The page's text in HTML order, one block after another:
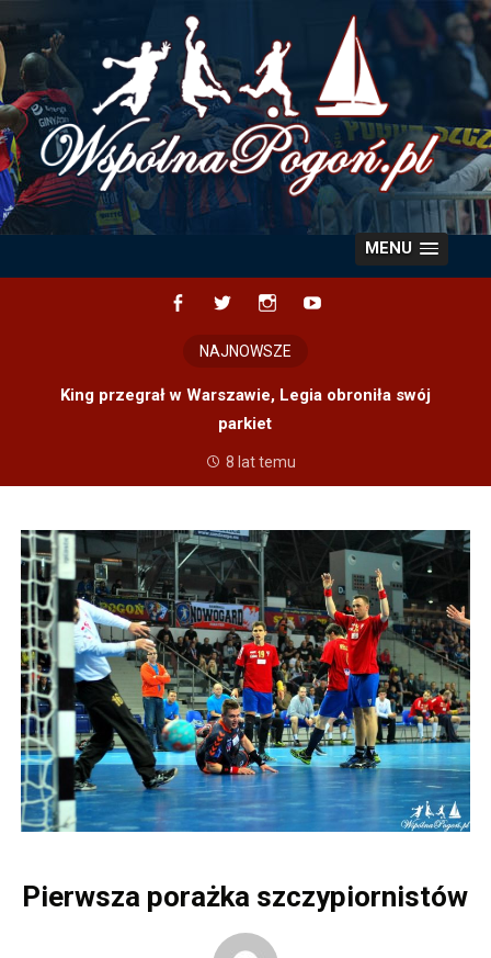
content
MENU
NAJNOWSZE
King przegrał w Warszawie, Legia obroniła swój
parkiet
8 lat temu
Pierwsza porażka szczypiornistów